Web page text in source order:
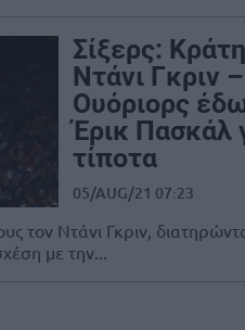
Σίξερς:
Ντάνι Γκριν
Ουόριορς
Έρικ Πασκάλ
τίποτα
05/AUG/21 07:23
τον Ντάνι Γκριν,
με την...